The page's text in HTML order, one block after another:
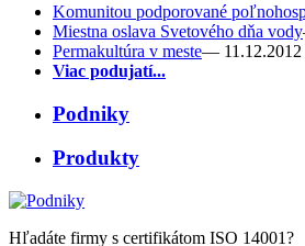
Komunitou podporované
Miestna oslava Svetového dňa vody
Permakultúra v meste— 11.12.2012
Viac podujatí...
Podniky
Produkty
Hľadáte firmy s certifikátom ISO 14001?